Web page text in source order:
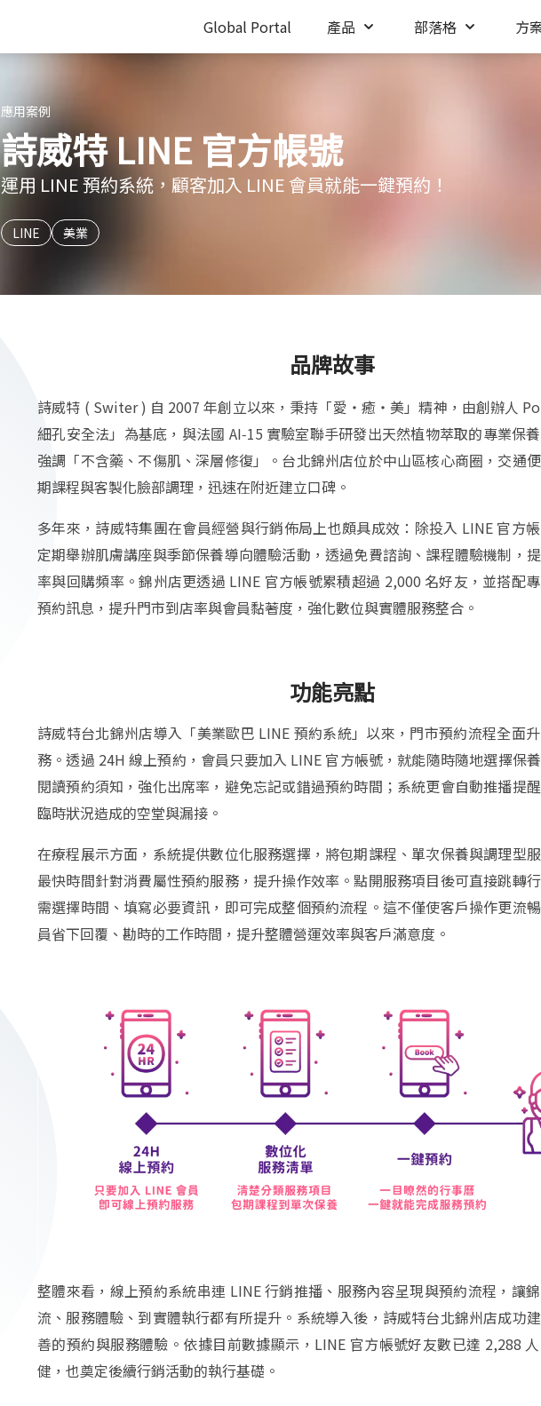
Global Portal 產品 部落格 方
應用案例
詩威特 LINE 官方帳號
運用 LINE 預約系統，顧客加入 LINE 會員就能一鍵預約！
LINE 美業
品牌故事
詩威特 ( Switer ) 自 2007 年創立以來，秉持「愛‧癒‧美」精神，由創辦人
細孔安全法」為基底，與法國 AI‑15 實驗室聯手研發出天然植物萃取的專業保
強調「不含藥、不傷肌、深層修復」。台北錦州店位於中山區核心商圈，交通
期課程與客製化臉部調理，迅速在附近建立口碑。
多年來，詩威特集團在會員經營與行銷佈局上也頗具成效：除投入 LINE 官方
定期舉辦肌膚講座與季節保養導向體驗活動，透過免費諮詢、課程體驗機制，
率與回購頻率。錦州店更透過 LINE 官方帳號累積超過 2,000 名好友，並搭配
預約訊息，提升門市到店率與會員黏著度，強化數位與實體服務整合。
功能亮點
詩威特台北錦州店導入「美業歐巴 LINE 預約系統」以來，門市預約流程全面
務。透過 24H 線上預約，會員只要加入 LINE 官方帳號，就能隨時隨地選擇保
閱讀預約須知，強化出席率，避免忘記或錯過預約時間；系統更會自動推播提
臨時狀況造成的空堂與漏接。
在療程展示方面，系統提供數位化服務選擇，將包期課程、單次保養與調理型
最快時間針對消費屬性預約服務，提升操作效率。點開服務項目後可直接跳轉
需選擇時間、填寫必要資訊，即可完成整個預約流程。這不僅使客戶操作更流
員省下回覆、勘時的工作時間，提升整體營運效率與客戶滿意度。
整體來看，線上預約系統串連 LINE 行銷推播、服務內容呈現與預約流程，讓
流、服務體驗、到實體執行都有所提升。系統導入後，詩威特台北錦州店成功
善的預約與服務體驗。依據目前數據顯示，LINE 官方帳號好友數已達 2,288
健，也奠定後續行銷活動的執行基礎。